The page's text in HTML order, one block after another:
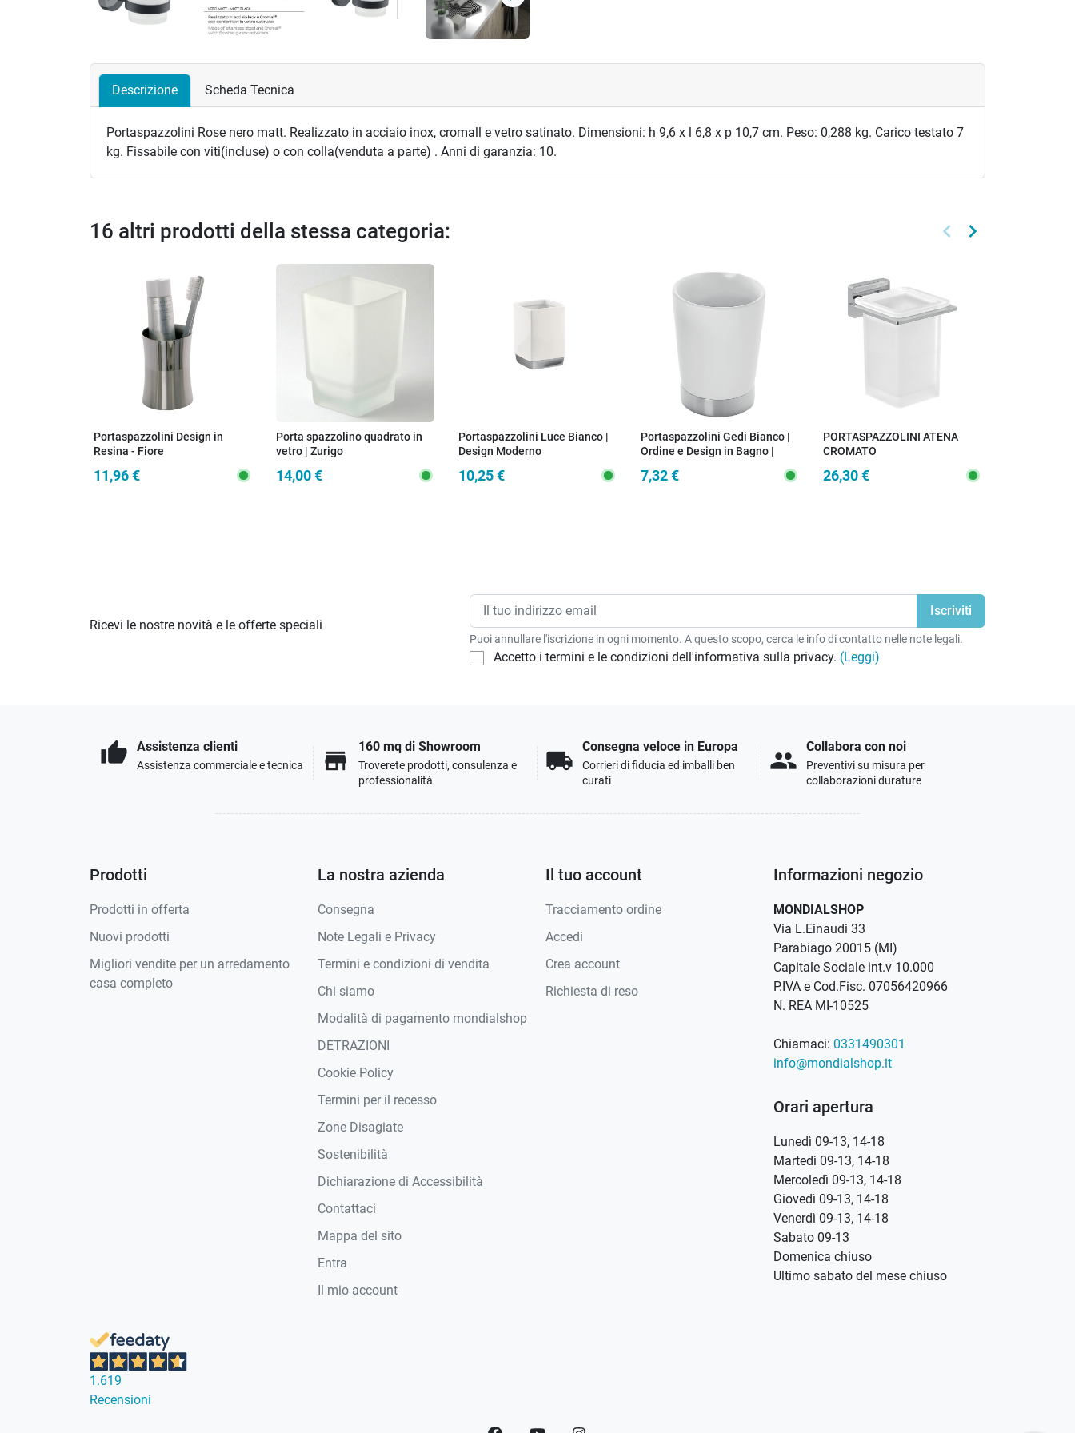
Descrizione Scheda Tecnica
Portaspazzolini Rose nero matt. Realizzato in acciaio inox, cromall e vetro satinato. Dimensioni: h 9,6 x l 6,8 x p 10,7 cm. Peso: 0,288 kg. Carico testato 7
kg. Fissabile con viti(incluse) o con colla(venduta a parte) . Anni di garanzia: 10.
16 altri prodotti della stessa categoria: Precedente
keyboard_arrow_left Successivo
keyboard_arrow_right
Portaspazzolini Design in
Resina - Fiore
11,96 €
Porta spazzolino quadrato in
vetro | Zurigo
14,00 €
Portaspazzolini Luce Bianco |
Design Moderno
10,25 €
Portaspazzolini Gedi Bianco |
Ordine e Design in Bagno |
7,32 €
PORTASPAZZOLINI ATENA
CROMATO
26,30 €
Ricevi le nostre novità e le offerte speciali
Puoi annullare l'iscrizione in ogni momento. A questo scopo, cerca le info di contatto nelle note legali.
Accetto i termini e le condizioni dell'informativa sulla privacy. (Leggi)
thumb_up Assistenza clienti
Assistenza commerciale e tecnica store
160 mq di Showroom
Troverete prodotti, consulenza e
professionalità
local_shipping
Consegna veloce in Europa
Corrieri di fiducia ed imballi ben
curati
people
Collabora con noi
Preventivi su misura per
collaborazioni durature
Prodotti
Prodotti in offerta
Nuovi prodotti
Migliori vendite per un arredamento
casa completo
La nostra azienda
Consegna
Note Legali e Privacy
Termini e condizioni di vendita
Chi siamo
Modalità di pagamento mondialshop
DETRAZIONI
Cookie Policy
Termini per il recesso
Zone Disagiate
Sostenibilità
Dichiarazione di Accessibilità
Contattaci
Mappa del sito
Entra
Il mio account
Il tuo account
Tracciamento ordine
Accedi
Crea account
Richiesta di reso
Informazioni negozio
MONDIALSHOP
Via L.Einaudi 33
Parabiago 20015 (MI)
Capitale Sociale int.v 10.000
P.IVA e Cod.Fisc. 07056420966
N. REA MI-10525
Chiamaci: 0331490301
info@mondialshop.it
Orari apertura
Lunedì 09-13, 14-18
Martedì 09-13, 14-18
Mercoledì 09-13, 14-18
Giovedì 09-13, 14-18
Venerdì 09-13, 14-18
Sabato 09-13
Domenica chiuso
Ultimo sabato del mese chiuso
1.619
Recensioni